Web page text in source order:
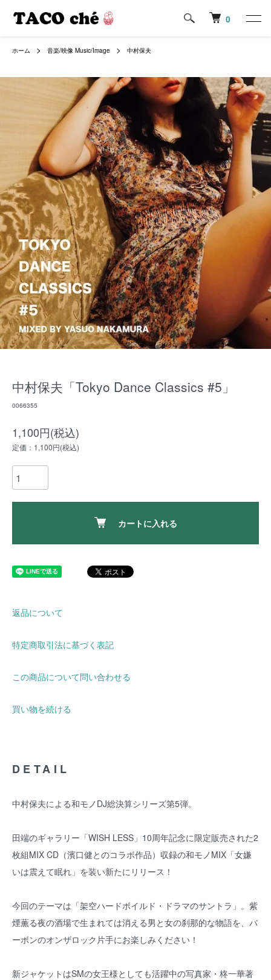
0
ホーム 音楽/映像 Music/Image 中村保夫
中村保夫「Tokyo Dance Classics #5」
0066355
1,100円(税込)
定価：1,100円(税込)
カートに入れる
返品について
特定商取引法に基づく表記
この商品について問い合わせる
買い物を続ける
DETAIL
中村保夫による和モノDJ総決算シリーズ第5弾。
田端のギャラリー「WISH LESS」10周年記念に限定販売された2
枚組MIX CD（濱口健とのコラボ作品）収録の和モノMIX「女嫌
いは震えて眠れ」を装い新たにリリース！
今回のテーマは「架空ハードボイルド・ドラマのサントラ」。紫
煙薫る夜の酒場で生まれては消える男と女の刹那的な物語を、バ
ーボンのオンザロック片手にお楽しみください！
新ジャケットはSMの女王様としても活躍中の写真家・柊一華著